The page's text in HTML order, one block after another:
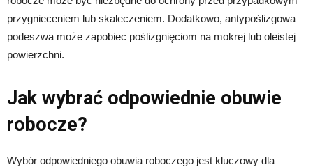
przygnieceniem lub skaleczeniem. Dodatkowo, antypoślizgowa
podeszwa może zapobiec poślizgnięciom na mokrej lub oleistej
powierzchni.
Jak wybrać odpowiednie obuwie
robocze?
Wybór odpowiedniego obuwia roboczego jest kluczowy dla